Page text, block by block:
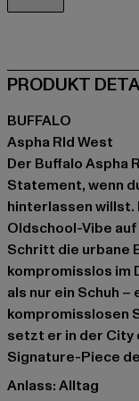
PRODUKT
BUFFALO
Aspha Rld West
Der Buffalo Aspha
Statement, wenn
hinterlassen
Oldschool-Vibe
Schritt die urbane
kompromisslos im
als nur ein Schuh
kompromisslosen
setzt er in der City
Signature-Piece
Anlass: Alltag